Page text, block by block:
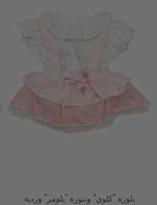
بلوزة "كلوي" وتنورة "بلومر" وردية